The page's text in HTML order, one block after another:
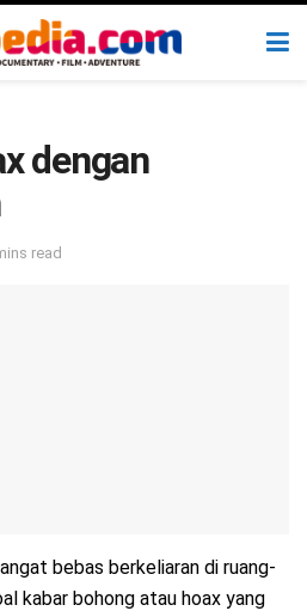
dengan
read
bebas berkeliaran di ruang-
kabar bohong atau hoax yang